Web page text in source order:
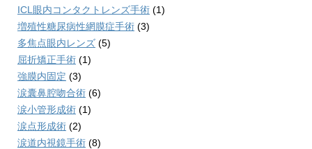
ICL眼内コンタクトレンズ手術 (1)
増殖性糖尿病性網膜症手術 (3)
多焦点眼内レンズ (5)
屈折矯正手術 (1)
強膜内固定 (3)
涙囊鼻腔吻合術 (6)
涙小管形成術 (1)
涙点形成術 (2)
涙道内視鏡手術 (8)